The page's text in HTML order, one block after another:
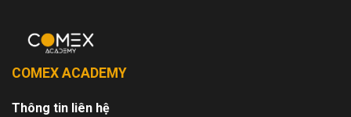
COMEX ACADEMY
Thông tin liên hệ